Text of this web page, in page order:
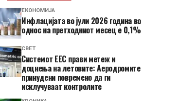
ЕКОНОМИЈА
Инфлацијата во јули 2026 година во
однос на претходниот месец е 0,1%
СВЕТ
Системот ЕЕС прави метеж и
доцнења на летовите: Аеродромите
принудени повремено да ги
исклучуваат контролите